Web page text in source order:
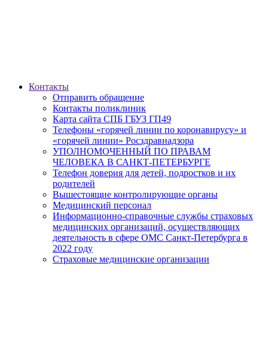
Контакты
Отправить обращение
Контакты поликлиник
Карта сайта СПБ ГБУЗ ГП49
Телефоны «горячей линии по коронавирусу» и
«горячей линии» Росздравнадзора
УПОЛНОМОЧЕННЫЙ ПО ПРАВАМ
ЧЕЛОВЕКА В САНКТ-ПЕТЕРБУРГЕ
Телефон доверия для детей, подростков и их
родителей
Вышестоящие контролирующие органы
Медицинский персонал
Информационно-справочные службы страховых
медицинских организаций, осуществляющих
деятельность в сфере ОМС Санкт-Петербурга в
2022 году
Страховые медицинские организации